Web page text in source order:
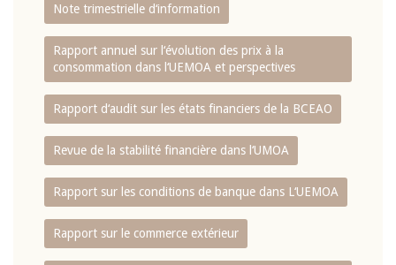
Note trimestrielle d‘information
Rapport annuel sur l‘évolution des prix à la
consommation dans l‘UEMOA et perspectives
Rapport d‘audit sur les états financiers de la BCEAO
Revue de la stabilité financière dans l‘UMOA
Rapport sur les conditions de banque dans L‘UEMOA
Rapport sur le commerce extérieur